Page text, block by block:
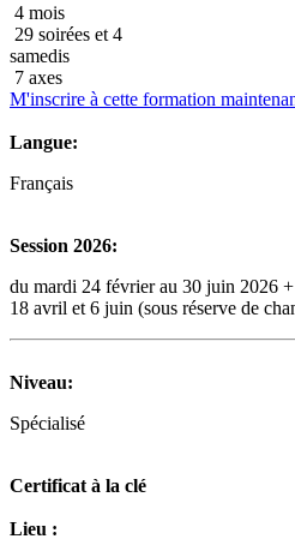
4 mois
29 soirées et 4
samedis
7 axes
M'inscrire à cette formation
Langue:
Français
Session 2026:
du mardi 24 février au 30 juin 2026
18 avril et 6 juin (sous réserve de
Niveau:
Spécialisé
Certificat à la clé
Lieu :